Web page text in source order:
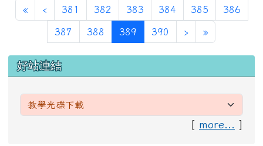
«第一頁
‹上一頁
381 382 383 384 385 386
387 388 389 (目前頁次)
390 ›下一頁
»最後頁
左邊區域內容
好站連結
[ more... ]